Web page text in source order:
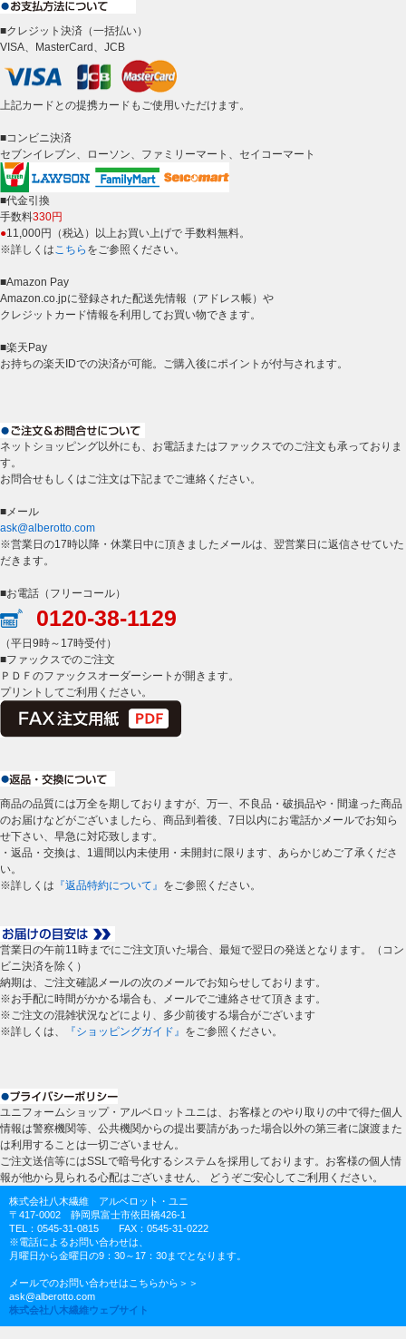
■クレジット決済（一括払い）
VISA、MasterCard、JCB
上記カードとの提携カードもご使用いただけます。
■コンビニ決済
セブンイレブン、ローソン、ファミリーマート、セイコーマート
■代金引換
手数料330円
●11,000円（税込）以上お買い上げで 手数料無料。
※詳しくはこちら をご参照ください。
■Amazon Pay
Amazon.co.jpに登録された配送先情報（アドレス帳）や
クレジットカード情報を利用してお買い物できます。
■楽天Pay
お持ちの楽天IDでの決済が可能。ご購入後にポイントが付与されます。
ネットショッピング以外にも、お電話またはファックスでのご注文も承っておりま
す。
お問合せもしくはご注文は下記までご連絡ください。
■メール
ask@alberotto.com
※営業日の17時以降・休業日中に頂きましたメールは、翌営業日に返信させていた
だきます。
■お電話（フリーコール）
0120-38-1129
（平日9時～17時受付）
■ファックスでのご注文
ＰＤＦのファックスオーダーシートが開きます。
プリントしてご利用ください。
商品の品質には万全を期しておりますが、万一、不良品・破損品や・間違った商品
のお届けなどがございましたら、商品到着後、7日以内にお電話かメールでお知ら
せ下さい、早急に対応致します。
・返品・交換は、1週間以内未使用・未開封に限ります、あらかじめご了承くださ
い。
※詳しくは 『返品特約について』 をご参照ください。
営業日の午前11時までにご注文頂いた場合、最短で翌日の発送となります。（コン
ビニ決済を除く）
納期は、ご注文確認メールの次のメールでお知らせしております。
※お手配に時間がかかる場合も、メールでご連絡させて頂きます。
※ご注文の混雑状況などにより、多少前後する場合がございます
※詳しくは、
『ショッピングガイド』 をご参照ください。
ユニフォームショップ・アルベロットユニは、お客様とのやり取りの中で得た個人
情報は警察機関等、公共機関からの提出要請があった場合以外の第三者に譲渡また
は利用することは一切ございません。
ご注文送信等にはSSLで暗号化するシステムを採用しております。お客様の個人情
報が他から見られる心配はございません、 どうぞご安心してご利用ください。
株式会社八木繊維 アルベロット・ユニ
〒417-0002 静岡県富士市依田橋426-1
TEL：0545-31-0815 FAX：0545-31-0222
※電話によるお問い合わせは、
月曜日から金曜日の9：30～17：30までとなります。
メールでのお問い合わせはこちらから＞＞
ask@alberotto.com
株式会社八木繊維ウェブサイト